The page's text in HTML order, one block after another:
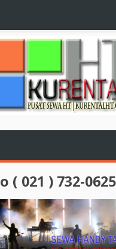
( 021 ) 732-